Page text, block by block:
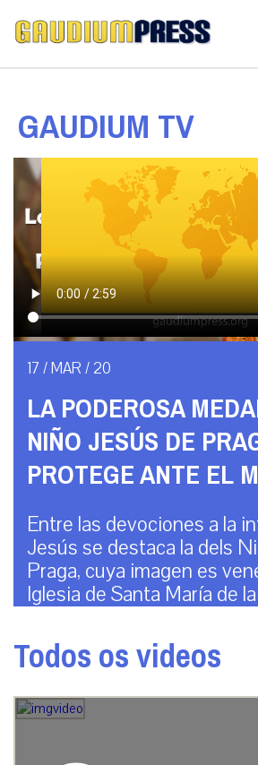
GAUDIUM TV
17 / MAR / 20
LA PODEROSA
NIÑO JESÚS DE
PROTEGE ANTE EL
Entre las devociones a la
Jesús se destaca la dels
Praga, cuya imagen es
Iglesia de Santa María de
Todos os videos